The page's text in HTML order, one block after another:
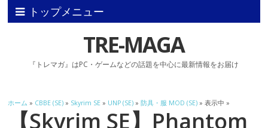
トップメニュー
TRE-MAGA
『トレマガ』はPC・ゲームなどの話題を中心に最新情報をお届け
ホーム » CBBE (SE) » Skyrim SE » UNP (SE) »防具・服 MOD (SE) » 表示中 »
【Skyrim SE】Phantom